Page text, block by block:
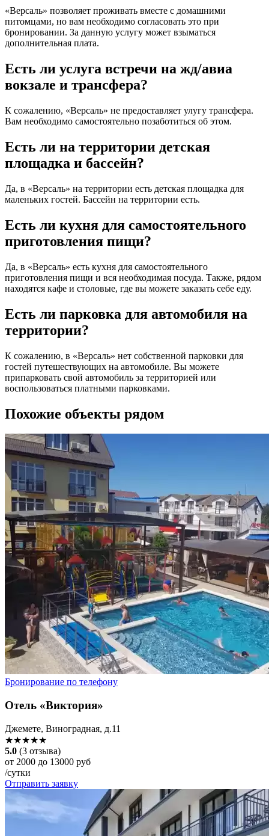
«Версаль» позволяет проживать вместе с домашними
питомцами, но вам необходимо согласовать это при
бронировании. За данную услугу может взыматься
дополнительная плата.
Есть ли услуга встречи на жд/авиа
вокзале и трансфера?
К сожалению, «Версаль» не предоставляет улугу трансфера.
Вам необходимо самостоятельно позаботиться об этом.
Есть ли на территории детская
площадка и бассейн?
Да, в «Версаль» на территории есть детская площадка для
маленьких гостей. Бассейн на территории есть.
Есть ли кухня для самостоятельного
приготовления пищи?
Да, в «Версаль» есть кухня для самостоятельного
приготовления пищи и вся необходимая посуда. Также, рядом
находятся кафе и столовые, где вы можете заказать себе еду.
Есть ли парковка для автомобиля на
территории?
К сожалению, в «Версаль» нет собственной парковки для
гостей путешествующих на автомобиле. Вы можете
припарковать свой автомобиль за территорией или
воспользоваться платными парковками.
Похожие объекты рядом
Бронирование по телефону
Отель «Виктория»
Джемете, Виноградная, д.11
★★★★★
5.0 (3 отзыва)
от 2000 до 13000 руб
/сутки
Отправить заявку